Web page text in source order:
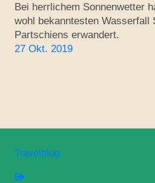
Bei herrlichem Sonnenwetter
wohl bekanntesten Wasserfall
Partschiens erwandert.
27 Okt. 2019
Travelblog